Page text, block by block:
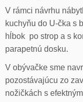
V rámci návrhu
kuchyňu do U-čka s
hĺbok po strop a s
parapetnú dosku.
V obývačke sme
pozostávajúcu zo
nožičkách s